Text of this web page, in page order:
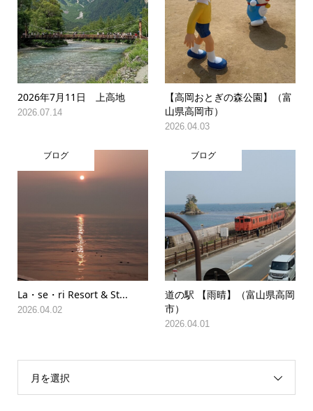
2026年7月11日 上高地
2026.07.14
【高岡おとぎの森公園】（富
山県高岡市）
2026.04.03
ブログ
La・se・ri Resort & St...
2026.04.02
ブログ
道の駅 【雨晴】（富山県高岡
市）
2026.04.01
月を選択